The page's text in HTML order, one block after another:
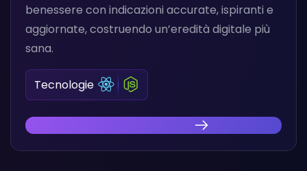
benessere con indicazioni accurate, ispiranti e
aggiornate, costruendo un’eredità digitale più
sana.
Tecnologie
Scopri la Nostra Innovazione